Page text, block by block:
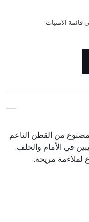
الامنيات
من القطن الناعم
في الأمام والخلف.
مريحة.